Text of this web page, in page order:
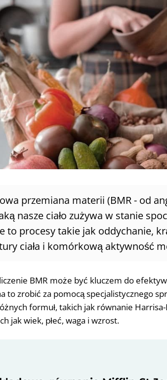
przemiana materii (BMR - od
nasze ciało zużywa w stanie
to procesy takie jak oddychanie,
ciała i komórkową aktywność
BMR może być kluczem do
to zrobić za pomocą specjalistycznego
formuł, takich jak równanie
jak wiek, płeć, waga i wzrost.